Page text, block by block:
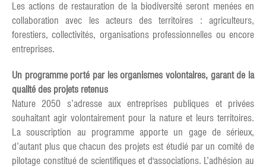
Les actions de restauration de la biodiversité seront menées en
collaboration avec les acteurs des territoires : agriculteurs,
forestiers, collectivités, organisations professionnelles ou encore
entreprises.
Un programme porté par les organismes volontaires, garant de la
qualité des projets retenus
Nature 2050 s’adresse aux entreprises publiques et privées
souhaitant agir volontairement pour la nature et leurs territoires.
La souscription au programme apporte un gage de sérieux,
d’autant plus que chacun des projets est étudié par un comité de
pilotage constitué de scientifiques et d'associations. L’adhésion au